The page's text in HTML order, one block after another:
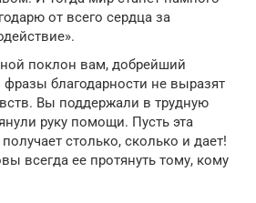
от всего сердца за
поклон вам, добрейший
фразы благодарности не выразят
Вы поддержали в трудную
руку помощи. Пусть эта
получает столько, сколько и дает!
всегда ее протянуть тому, кому